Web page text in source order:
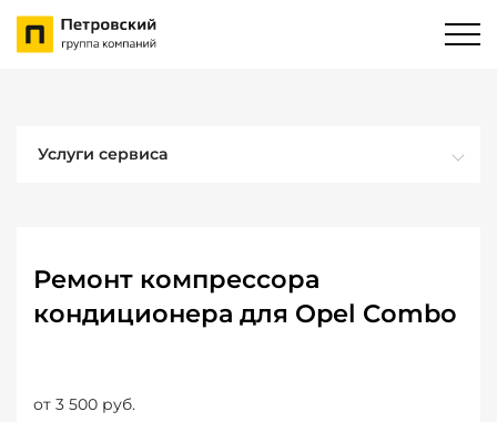
Услуги сервиса
Ремонт компрессора
кондиционера для Opel Combo
от 3 500 руб.